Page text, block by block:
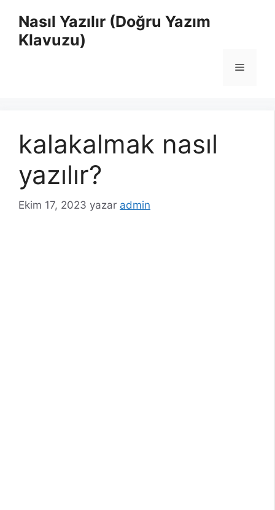
Nasıl Yazılır (Doğru Yazım
Klavuzu)
Menü
kalakalmak nasıl
yazılır?
Ekim 17, 2023 yazar admin